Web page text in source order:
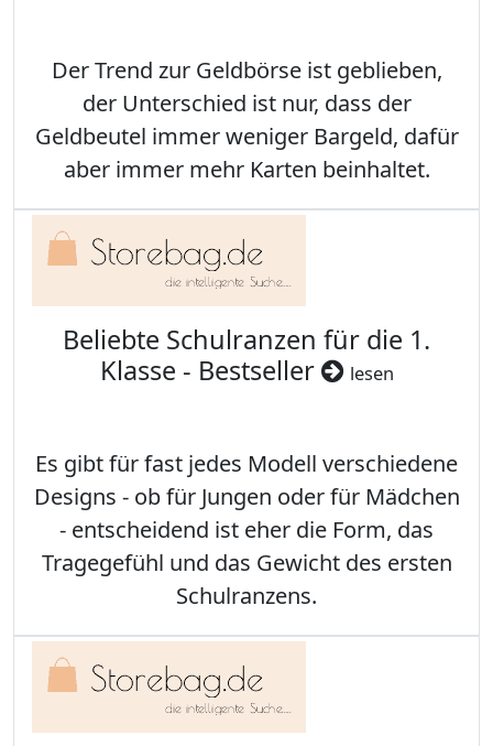
Der Trend zur Geldbörse ist geblieben,
der Unterschied ist nur, dass der
Geldbeutel immer weniger Bargeld, dafür
aber immer mehr Karten beinhaltet.
Beliebte Schulranzen für die 1.
Klasse - Bestseller
lesen
Es gibt für fast jedes Modell verschiedene
Designs - ob für Jungen oder für Mädchen
- entscheidend ist eher die Form, das
Tragegefühl und das Gewicht des ersten
Schulranzens.